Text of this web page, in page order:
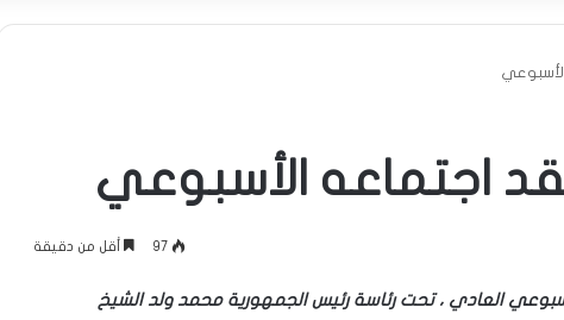
اجتماعه الأسبوعي
97 أقل من دقيقة
العادي ، تحت رئاسة رئيس الجمهورية محمد ولد الشيخ